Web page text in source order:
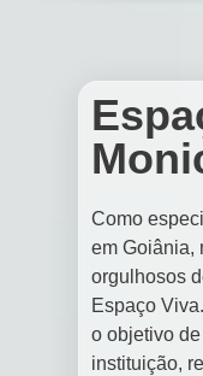
Como
em Goiânia,
orgulhosos
Espaço
o objetivo
instituição,